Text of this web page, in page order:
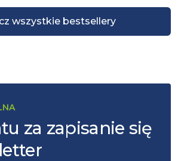
wszystkie bestsellery
za zapisanie się